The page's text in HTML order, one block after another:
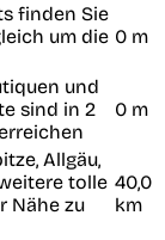
finden Sie
um die 0 m
und
sind in 2
0 m
Allgäu,
tolle
Nähe zu
40,0
km